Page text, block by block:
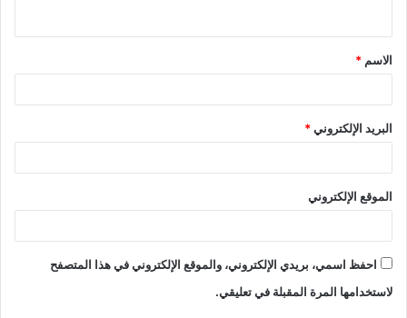
ق
*
الاسم *
البريد الإلكتروني*
الموقع الإلكتروني
احفظ اسمي، بريدي الإلكتروني، والموقع الإلكتروني في هذا المتصفح
لاستخدامها المرة المقبلة في تعليقي.